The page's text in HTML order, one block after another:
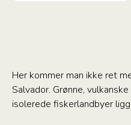
Her kommer man ikke ret
Salvador. Grønne,
isolerede fiskerlandbyer